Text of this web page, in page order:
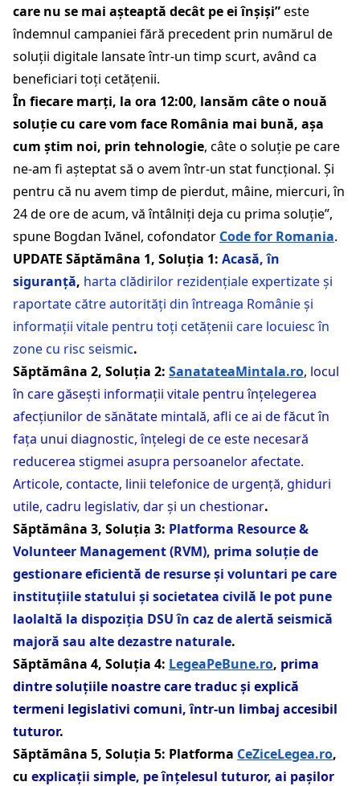
care nu se mai așteaptă decât pe ei înșiși”este
îndemnul campaniei fără precedent prin numărul de
soluții digitale lansate într-un timp scurt, având ca
beneficiari toți cetățenii.
În fiecare marți, la ora 12:00, lansăm câte o nouă
soluție cu care vom face România mai bună, așa
cum știm noi, prin tehnologie, câte o soluție pe care
ne-am fi așteptat să o avem într-un stat funcțional. Și
pentru că nu avem timp de pierdut, mâine, miercuri, în
24 de ore de acum, vă întâlniți deja cu prima soluție”,
spune Bogdan Ivănel, cofondator Code for Romania.
UPDATE Săptămâna 1, Soluția 1: Acasă, în
siguranță, harta clădirilor rezidențiale expertizate și
raportate către autorități din întreaga Românie și
informații vitale pentru toți cetățenii care locuiesc în
zone cu risc seismic.
Săptămâna 2, Soluția 2: SanatateaMintala.ro, locul
în care găsești informații vitale pentru înțelegerea
afecțiunilor de sănătate mintală, afli ce ai de făcut în
fața unui diagnostic, înțelegi de ce este necesară
reducerea stigmei asupra persoanelor afectate.
Articole, contacte, linii telefonice de urgență, ghiduri
utile, cadru legislativ, dar și un chestionar.
Săptămâna 3, Soluția 3: Platforma Resource &
Volunteer Management (RVM), prima soluție de
gestionare eficientă de resurse și voluntari pe care
instituțiile statului și societatea civilă le pot pune
laolaltă la dispoziția DSU în caz de alertă seismică
majoră sau alte dezastre naturale.
Săptămâna 4, Soluția 4: LegeaPeBune.ro, prima
dintre soluțiile noastre care traduc și explică
termeni legislativi comuni, într-un limbaj accesibil
tuturor.
Săptămâna 5, Soluția 5: Platforma CeZiceLegea.ro,
cu explicații simple, pe înțelesul tuturor, ai pașilor